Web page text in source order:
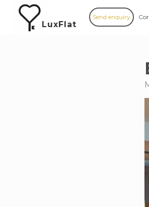
LuxFlat
Send enquiry